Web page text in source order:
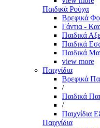
Παιδικά Ρούχα
Βρεφικά
Γάντια -
Παιδικά
Παιδικά
Παιδικά
view more
Παιχνίδια
Βρεφικά
/
Παιδικά
/
Παιχνίδια
Παιχνίδια